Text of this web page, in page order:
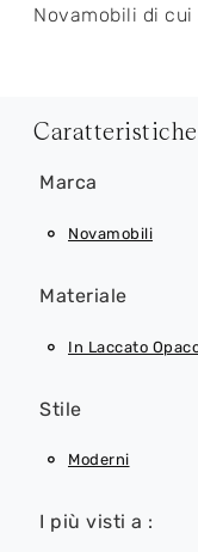
Novamobili di
Caratteristiche
Marca
Novamobili
Materiale
In Laccato
Stile
Moderni
I più visti a :